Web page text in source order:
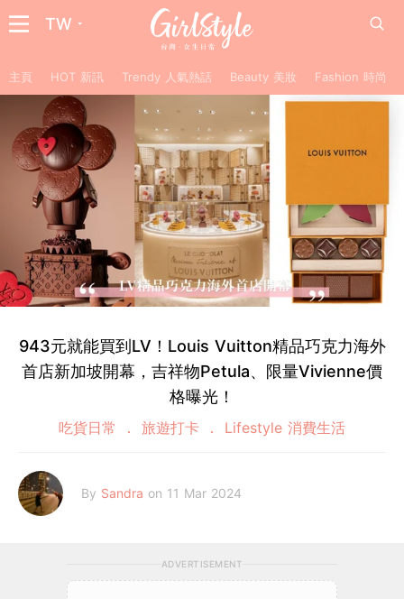
TW
主頁 HOT 新訊 Trendy 人氣熱話 Beauty 美妝 Fashion 時尚
943元就能買到LV！Louis Vuitton精品巧克力海外
首店新加坡開幕，吉祥物Petula、限量Vivienne價
格曝光！
吃貨日常 旅遊打卡 Lifestyle 消費生活
By Sandra on 11 Mar 2024
ADVERTISEMENT